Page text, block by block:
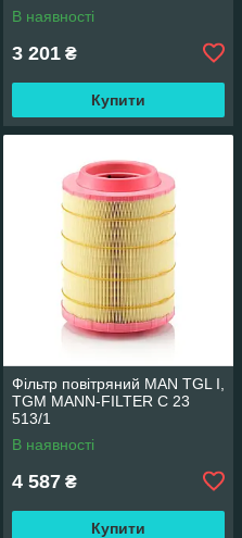
В наявності
3 201 ₴
Купити
Фільтр повітряний MAN TGL I,
TGM MANN-FILTER C 23
513/1
В наявності
4 587 ₴
Купити